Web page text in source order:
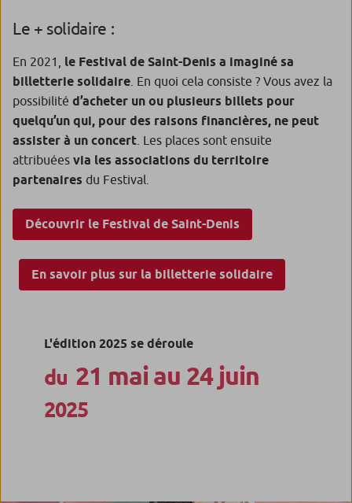
Le + solidaire :
En 2021, le Festival de Saint-Denis a imaginé sa
billetterie solidaire . En quoi cela consiste ? Vous avez la
possibilité d’acheter un ou plusieurs billets pour
quelqu’un qui, pour des raisons financières, ne peut
assister à un concert . Les places sont ensuite
attribuées via les associations du territoire
partenaires du Festival.
Découvrir le Festival de Saint-Denis
En savoir plus sur la billetterie solidaire
L'édition 2025 se déroule
du 21 mai au 24 juin
2025